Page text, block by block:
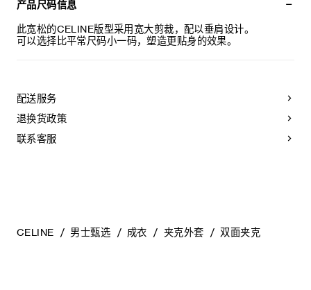
衬衫领
4枚镌刻CELINE字样的牛角扣
法国制造
仅使用不含漂白剂的洗衣产品。
最高熨烫温度：110°C / 230°F
不可使用蒸汽。
产品尺码信息
此宽松的CELINE版型采用宽大剪裁，配以垂肩设计。
可以选择比平常尺码小一码，塑造更贴身的效果。
配送服务
退换货政策
联系客服
CELINE 男士甄选 成衣 夹克外套 双面夹克